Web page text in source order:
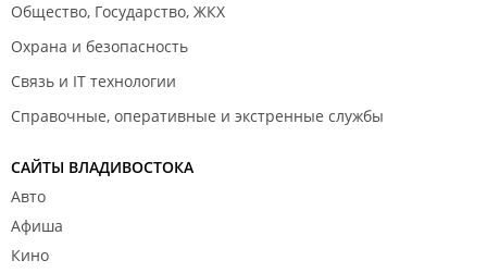
Общество, Государство, ЖКХ
Охрана и безопасность
Связь и IT технологии
Справочные, оперативные и экстренные службы
САЙТЫ ВЛАДИВОСТОКА
Авто
Афиша
Кино